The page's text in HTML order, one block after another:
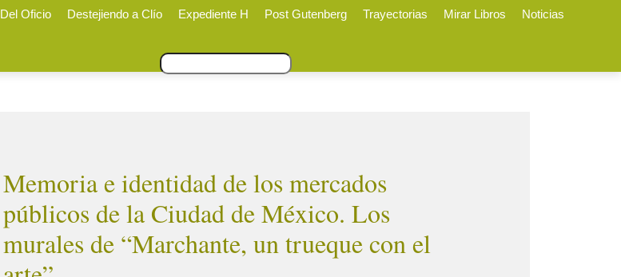
Del Oficio Destejiendo a Clío Expediente H Post Gutenberg Trayectorias Mirar Libros Noticias
Memoria e identidad de los mercados
públicos de la Ciudad de México. Los
murales de “Marchante, un trueque con el